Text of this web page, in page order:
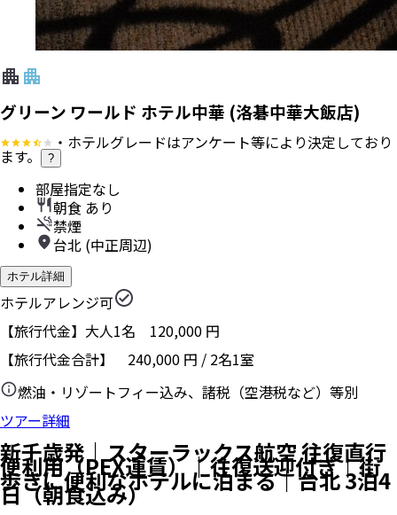
グリーン ワールド ホテル中華 (洛碁中華大飯店)
・ホテルグレードはアンケート等により決定しており
ます。 ?
部屋指定なし
朝食 あり
禁煙
台北 (中正周辺)
ホテル詳細
ホテルアレンジ可
【旅行代金】大人1名 120,000 円
【旅行代金合計】 240,000 円 / 2名1室
燃油・リゾートフィー込み、諸税（空港税など）等別
ツアー詳細
新千歳発｜スターラックス航空 往復直行
便利用（PEX運賃）｜往復送迎付き｜街
歩きに便利なホテルに泊まる｜台北 3泊4
日（朝食込み）